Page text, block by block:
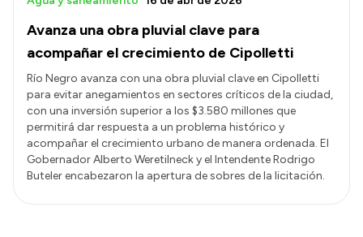
Avanza una obra pluvial clave para
acompañar el crecimiento de Cipolletti
Río Negro avanza con una obra pluvial clave en Cipolletti
para evitar anegamientos en sectores críticos de la ciudad,
con una inversión superior a los $3.580 millones que
permitirá dar respuesta a un problema histórico y
acompañar el crecimiento urbano de manera ordenada. El
Gobernador Alberto Weretilneck y el Intendente Rodrigo
Buteler encabezaron la apertura de sobres de la licitación.